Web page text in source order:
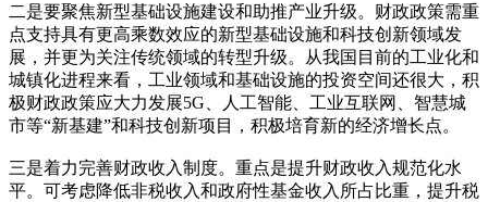
二是要聚焦新型基础设施建设和助推产业升级。财政政策需重
点支持具有更高乘数效应的新型基础设施和科技创新领域发
展，并更为关注传统领域的转型升级。从我国目前的工业化和
城镇化进程来看，工业领域和基础设施的投资空间还很大，积
极财政政策应大力发展5G、人工智能、工业互联网、智慧城
市等“新基建”和科技创新项目，积极培育新的经济增长点。
三是着力完善财政收入制度。重点是提升财政收入规范化水
平。可考虑降低非税收入和政府性基金收入所占比重，提升税